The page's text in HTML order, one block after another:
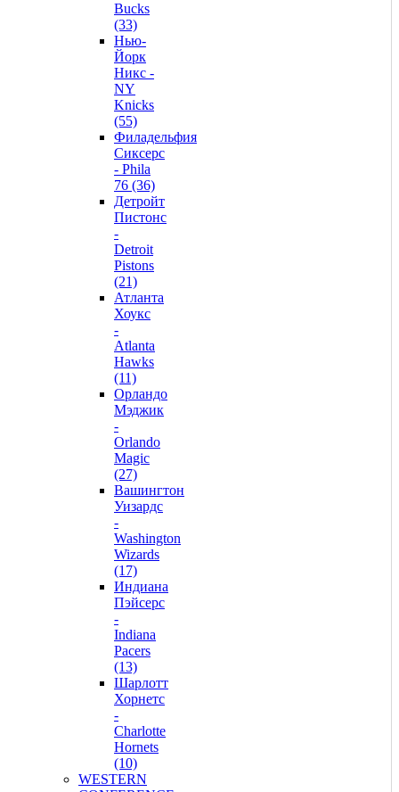
Bucks
(33)
Нью-
Йорк
Никс -
NY
Knicks
(55)
Филадельфия
Сиксерс
- Phila
76 (36)
Детройт
Пистонс
-
Detroit
Pistons
(21)
Атланта
Хоукс
-
Atlanta
Hawks
(11)
Орландо
Мэджик
-
Orlando
Magic
(27)
Вашингтон
Уизардс
-
Washington
Wizards
(17)
Индиана
Пэйсерс
-
Indiana
Pacers
(13)
Шарлотт
Хорнетс
-
Charlotte
Hornets
(10)
WESTERN